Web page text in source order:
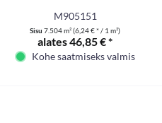
M905151
Sisu7.504 m²(6,24 € * / 1 m²)
alates 46,85 € *
Kohe saatmiseks valmis